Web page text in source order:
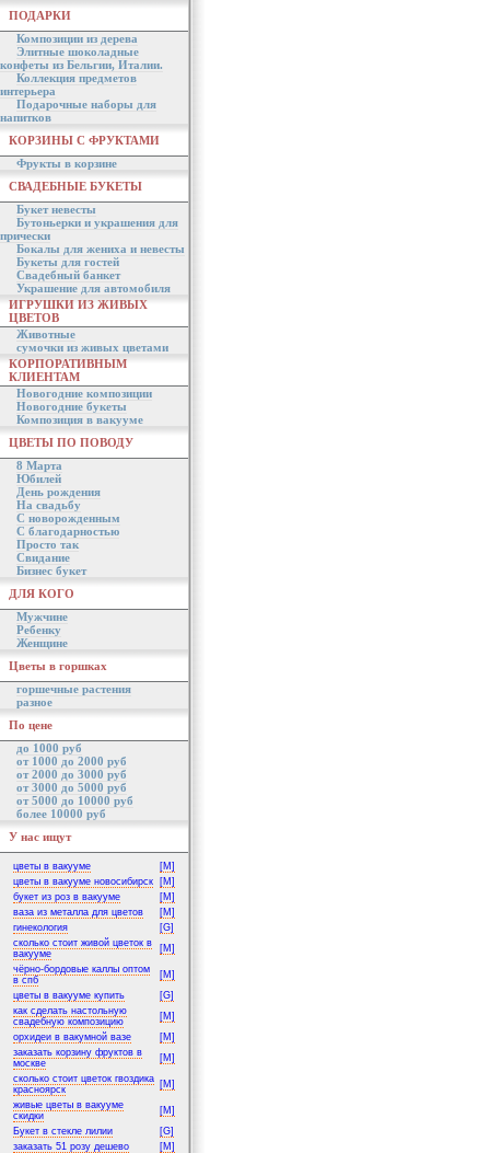
ПОДАРКИ
Композиции из дерева
Элитные шоколадные
конфеты из Бельгии, Италии.
Коллекция предметов
интерьера
Подарочные наборы для
напитков
КОРЗИНЫ С ФРУКТАМИ
Фрукты в корзине
СВАДЕБНЫЕ БУКЕТЫ
Букет невесты
Бутоньерки и украшения для
прически
Бокалы для жениха и невесты
Букеты для гостей
Свадебный банкет
Украшение для автомобиля
ИГРУШКИ ИЗ ЖИВЫХ
ЦВЕТОВ
Животные
сумочки из живых цветами
КОРПОРАТИВНЫМ
КЛИЕНТАМ
Новогодние композиции
Новогодние букеты
Композиция в вакууме
ЦВЕТЫ ПО ПОВОДУ
8 Марта
Юбилей
День рождения
На свадьбу
С новорожденным
С благодарностью
Просто так
Свидание
Бизнес букет
ДЛЯ КОГО
Мужчине
Ребенку
Женщине
Цветы в горшках
горшечные растения
разное
По цене
до 1000 руб
от 1000 до 2000 руб
от 2000 до 3000 руб
от 3000 до 5000 руб
от 5000 до 10000 руб
более 10000 руб
У нас ищут
цветы в вакууме
[M]
цветы в вакууме новосибирск
[M]
букет из роз в вакууме
[M]
ваза из металла для цветов
[M]
гинекология
[G]
сколько стоит живой цветок в
вакууме
[M]
чёрно-бордовые каллы оптом
в спб
[M]
цветы в вакууме купить
[G]
как сделать настольную
свадебную композицию
[M]
орхидеи в вакумной вазе
[M]
заказать корзину фруктов в
москве
[M]
сколько стоит цветок гвоздика
красноярск
[M]
живые цветы в вакууме
скидки
[M]
Букет в стекле лилии
[G]
заказать 51 розу дешево
[M]